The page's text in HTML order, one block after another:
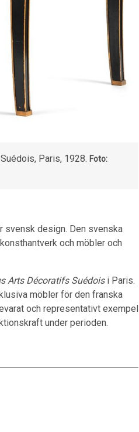
Paris, 1928. Foto:
svensk design. Den svenska
och möbler och
Arts Décoratifs Suédoisi Paris.
möbler för den franska
och representativt exempel
under perioden.